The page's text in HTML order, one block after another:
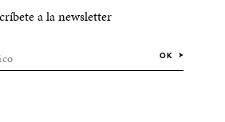
a la newsletter
OK